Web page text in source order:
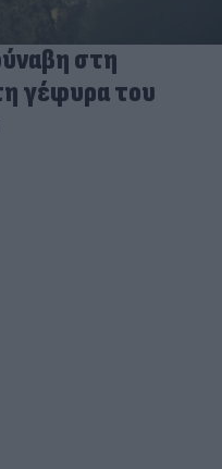
στη
γέφυρα του